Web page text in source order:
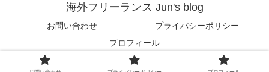
海外フリーランス Jun's blog
お問い合わせ
プライバシーポリシー
プロフィール
© 2018 海外フリーランス Jun's blog.